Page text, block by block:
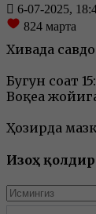
6-07-2025,
824 марта
Хивада
Бугун соат
Воқеа
Ҳозирда
Изоҳ